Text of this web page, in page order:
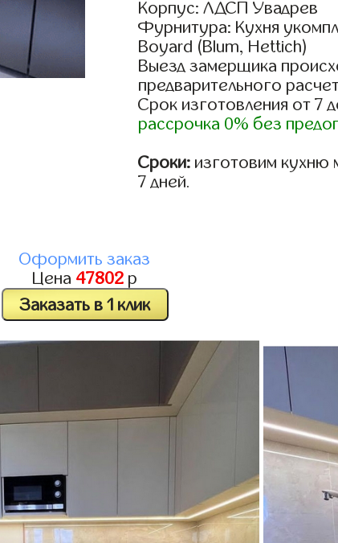
Корпус: ЛДСП Увадрев
Фурнитура: Кухня
Boyard (Blum, Hettich)
Выезд замерщика
предварительного
Срок изготовления от 7
рассрочка 0% без
Сроки: изготовим кухню
7 дней.
Оформить заказ
Цена 47802 р
Заказать в 1 клик